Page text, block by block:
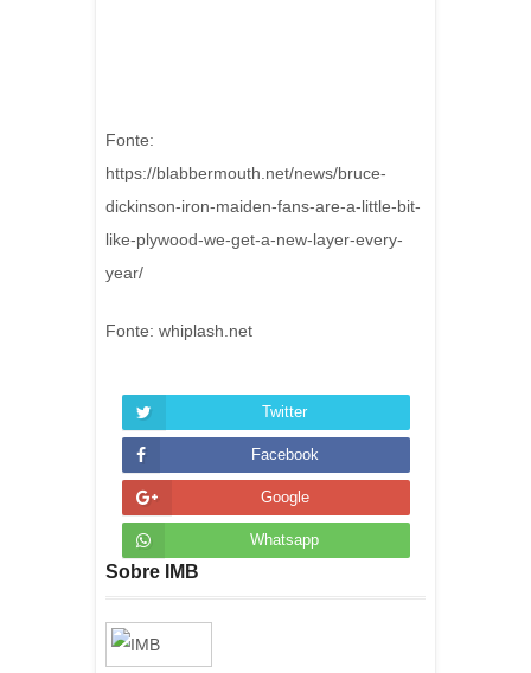
Fonte:
https://blabbermouth.net/news/bruce-
dickinson-iron-maiden-fans-are-a-little-bit-
like-plywood-we-get-a-new-layer-every-
year/
Fonte: whiplash.net
Twitter
Facebook
Google
Whatsapp
Sobre IMB